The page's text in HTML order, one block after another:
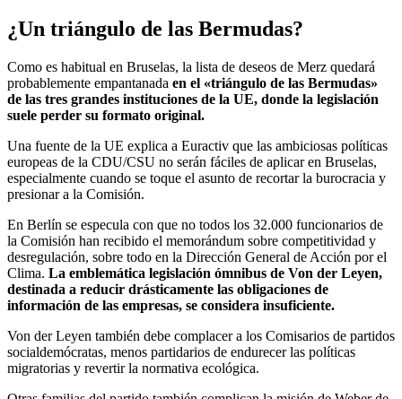
¿Un triángulo de las Bermudas?
Como es habitual en Bruselas, la lista de deseos de Merz quedará
probablemente empantanada en el «triángulo de las Bermudas»
de las tres grandes instituciones de la UE, donde la legislación
suele perder su formato original.
Una fuente de la UE explica a Euractiv que las ambiciosas políticas
europeas de la CDU/CSU no serán fáciles de aplicar en Bruselas,
especialmente cuando se toque el asunto de recortar la burocracia y
presionar a la Comisión.
En Berlín se especula con que no todos los 32.000 funcionarios de
la Comisión han recibido el memorándum sobre competitividad y
desregulación, sobre todo en la Dirección General de Acción por el
Clima. La emblemática legislación ómnibus de Von der Leyen,
destinada a reducir drásticamente las obligaciones de
información de las empresas, se considera insuficiente.
Von der Leyen también debe complacer a los Comisarios de partidos
socialdemócratas, menos partidarios de endurecer las políticas
migratorias y revertir la normativa ecológica.